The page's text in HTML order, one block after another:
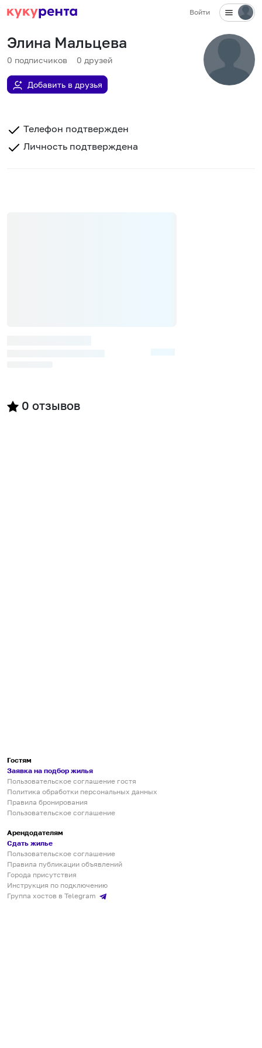
Войти
Элина Мальцева
0 подписчиков 0 друзей
Добавить в друзья
Телефон подтвержден
Личность подтверждена
0 отзывов
Гостям
Заявка на подбор жилья
Пользовательское соглашение гостя
Политика обработки персональных данных
Правила бронирования
Пользовательское соглашение
Арендодателям
Сдать жилье
Пользовательское соглашение
Правила публикации объявлений
Города присутствия
Инструкция по подключению
Группа хостов в Telegram